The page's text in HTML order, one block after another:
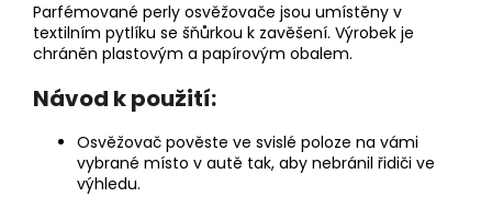
Parfémované perly osvěžovače jsou umístěny v
textilním pytlíku se šňůrkou k zavěšení. Výrobek je
chráněn plastovým a papírovým obalem.
Návod k použití:
Osvěžovač pověste ve svislé poloze na vámi
vybrané místo v autě tak, aby nebránil řidiči ve
výhledu.